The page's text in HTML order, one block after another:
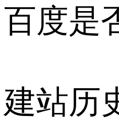
百度是
建站历